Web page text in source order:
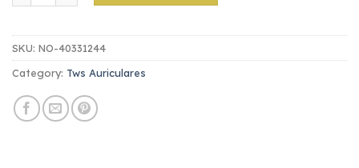
SKU: NO-40331244
Category: Tws Auriculares